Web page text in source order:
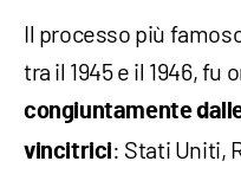
Il processo più
tra il 1945 e il 1946, fu
congiuntamente
vincitrici: Stati Uniti,